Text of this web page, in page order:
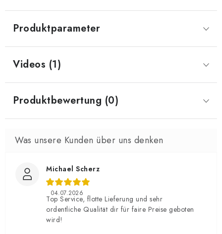
Produktparameter
Videos (1)
Produktbewertung (0)
Michael Scherz
04.07.2026
Top Service, flotte Lieferung und sehr
ordentliche Qualität dir für faire Preise geboten
wird!